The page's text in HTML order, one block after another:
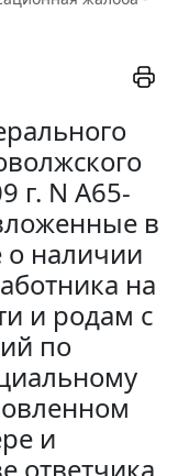
г. N А65-
в
о наличии
на
и родам с
по
и